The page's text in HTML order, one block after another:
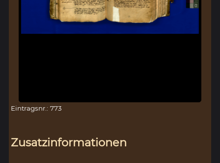
Eintragsnr.: 773
Zusatzinformationen